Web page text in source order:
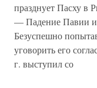
празднует Пасху в
— Падение Павии и
Безуспешно
уговорить его
г. выступил со